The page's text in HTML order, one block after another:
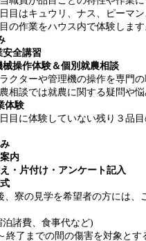
ナス、ピーマン、シシ
の作業をハウス内で体験します
講習
体験＆個別就農相談
の操作を専門の職員が
関する疑問や悩みなど
体験
ない残り３品目の作業
内
け・アンケート記入
、寮の見学を希望者の方には、
諸費、食事代など)
了までの間の傷害を対象とす